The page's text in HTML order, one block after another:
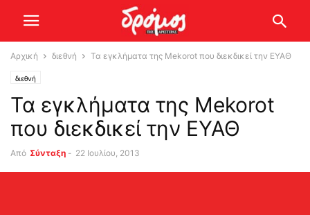
Αρχική διεθνή Τα εγκλήματα της Mekorot που διεκδικεί την ΕΥΑΘ
διεθνή
Τα εγκλήματα της Mekorot
που διεκδικεί την ΕΥΑΘ
Από Σύνταξη - 22 Ιουλίου, 2013